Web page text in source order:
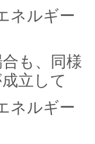
ネルギー
も、同様
立して
ネルギー